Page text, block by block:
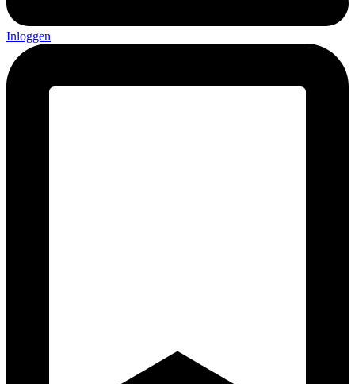
Inloggen